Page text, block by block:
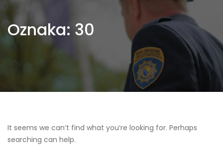
Oznaka: 30
It seems we can’t find what you’re looking for. Perhaps
searching can help.